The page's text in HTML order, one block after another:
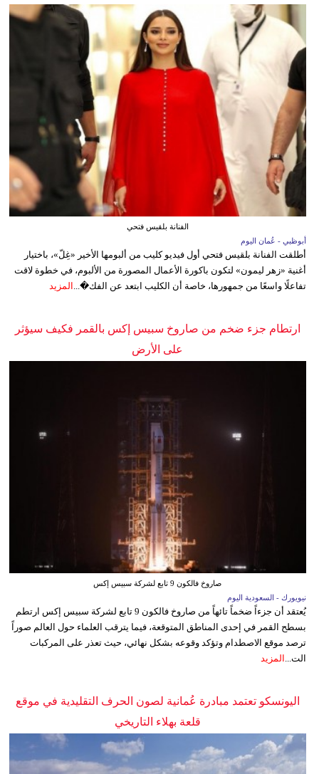
الفنانة بلقيس فتحي
أبوظبي - عُمان اليوم
أطلقت الفنانة بلقيس فتحي أول فيديو كليب من ألبومها الأخير «غِلّ»، باختيار
أغنية «زهر ليمون» لتكون باكورة الأعمال المصورة من الألبوم، في خطوة لاقت
تفاعلًا واسعًا من جمهورها، خاصة أن الكليب ابتعد عن الفك�...
المزيد
ارتطام جزء ضخم من صاروخ سبيس إكس بالقمر فكيف سيؤثر
على الأرض
صاروخ فالكون 9 تابع لشركة سبيس إكس
نيويورك - السعودية اليوم
يُعتقد أن جزءاً ضخماً تائهاً من صاروخ فالكون 9 تابع لشركة سبيس إكس ارتطم
بسطح القمر في إحدى المناطق المتوقعة، فيما يترقب العلماء حول العالم صوراً
ترصد موقع الاصطدام وتؤكد وقوعه بشكل نهائي، حيث تعذر على المركبات
الت... المزيد
اليونسكو تعتمد مبادرة عُمانية لصون الحرف التقليدية في موقع
قلعة بهلاء التاريخي